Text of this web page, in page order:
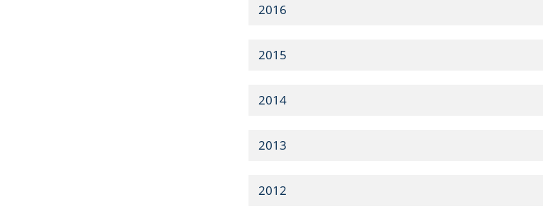
2016
2015
2014
2013
2012